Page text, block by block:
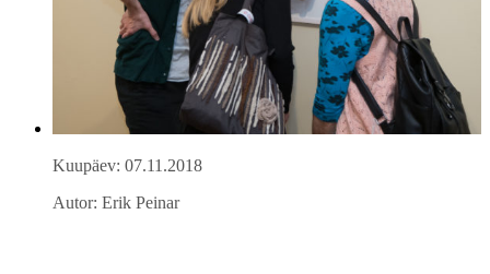
Kuupäev: 07.11.2018
Autor: Erik Peinar